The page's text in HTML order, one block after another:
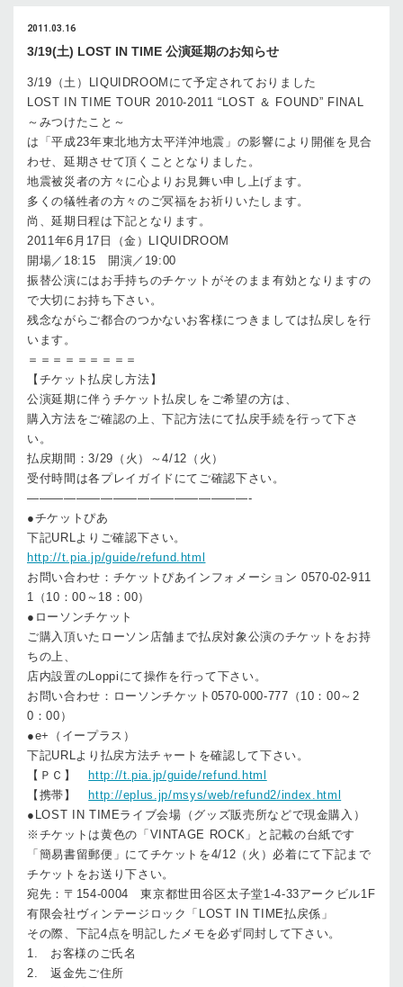
2011.03.16
3/19(土) LOST IN TIME 公演延期のお知らせ
3/19（土）LIQUIDROOMにて予定されておりました
LOST IN TIME TOUR 2010-2011 “LOST ＆ FOUND” FINAL
～みつけたこと～
は「平成23年東北地方太平洋沖地震」の影響により開催を見合
わせ、延期させて頂くこととなりました。
地震被災者の方々に心よりお見舞い申し上げます。
多くの犠牲者の方々のご冥福をお祈りいたします。
尚、延期日程は下記となります。
2011年6月17日（金）LIQUIDROOM
開場／18:15 開演／19:00
振替公演にはお手持ちのチケットがそのまま有効となりますの
で大切にお持ち下さい。
残念ながらご都合のつかないお客様につきましては払戻しを行
います。
＝＝＝＝＝＝＝＝＝
【チケット払戻し方法】
公演延期に伴うチケット払戻しをご希望の方は、
購入方法をご確認の上、下記方法にて払戻手続を行って下さ
い。
払戻期間：3/29（火）～4/12（火）
受付時間は各プレイガイドにてご確認下さい。
——————————————————-
●チケットぴあ
下記URLよりご確認下さい。
http://t.pia.jp/guide/refund.html
お問い合わせ：チケットぴあインフォメーション 0570-02-911
1（10：00～18：00）
●ローソンチケット
ご購入頂いたローソン店舗まで払戻対象公演のチケットをお持
ちの上、
店内設置のLoppiにて操作を行って下さい。
お問い合わせ：ローソンチケット0570-000-777（10：00～2
0：00）
●e+（イープラス）
下記URLより払戻方法チャートを確認して下さい。
【ＰＣ】
http://t.pia.jp/guide/refund.html
【携帯】
http://eplus.jp/msys/web/refund2/index.html
●LOST IN TIMEライブ会場（グッズ販売所などで現金購入）
※チケットは黄色の「VINTAGE ROCK」と記載の台紙です
「簡易書留郵便」にてチケットを4/12（火）必着にて下記まで
チケットをお送り下さい。
宛先：〒154-0004 東京都世田谷区太子堂1-4-33アークビル1F
有限会社ヴィンテージロック「LOST IN TIME払戻係」
その際、下記4点を明記したメモを必ず同封して下さい。
1. お客様のご氏名
2. 返金先ご住所